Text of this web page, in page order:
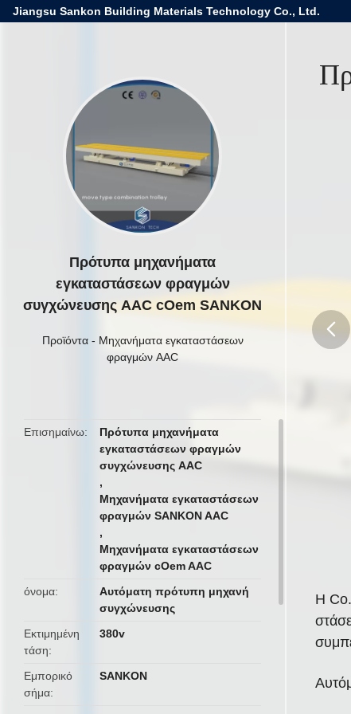
Jiangsu Sankon Building Materials Technology Co., Ltd.
Πρότυπα μηχανήματα
εγκαταστάσεων φραγμών
συγχώνευσης AAC cOem SANKON
Προϊόντα- Μηχανήματα εγκαταστάσεων
φραγμών AAC
Επισημαίνω
Πρότυπα μηχανήματα
εγκαταστάσεων φραγμών
συγχώνευσης AAC
,
Μηχανήματα εγκαταστάσεων
φραγμών SANKON AAC
,
Μηχανήματα εγκαταστάσεων
φραγμών cOem AAC
όνομα
Αυτόματη πρότυπη μηχανή
συγχώνευσης
Εκτιμημένη
τάση
380v
Εμπορικό
σήμα
SANKON
Η